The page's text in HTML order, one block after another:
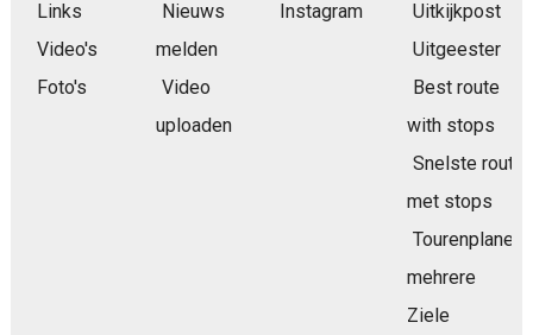
Links
Video's
Foto's
Nieuws
melden
Video
uploaden
Instagram
Uitkijkpost
Uitgeester
Best route
with stops
Snelste route
met stops
Tourenplaner
mehrere
Ziele